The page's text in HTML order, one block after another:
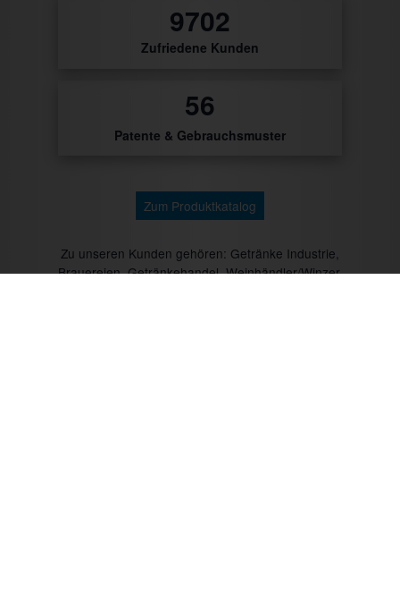
27
Zufriedene Kunden
0
Patente & Gebrauchsmuster
Zum Produktkatalog
Zu unseren Kunden gehören: Getränke Industrie,
Brauereien, Getränkehandel, Weinhändler/Winzer,